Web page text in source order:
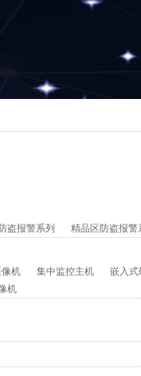
盗报警系列 精品区防盗报警
机 集中监控主机
嵌入式
机